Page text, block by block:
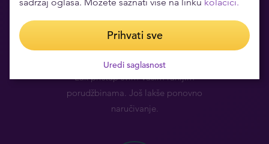
Istorija porudžbina
Lak pristup svim Vašim ranijim
porudžbinama. Još lakše ponovno
naručivanje.
Prihvati sve
Uredi saglasnost